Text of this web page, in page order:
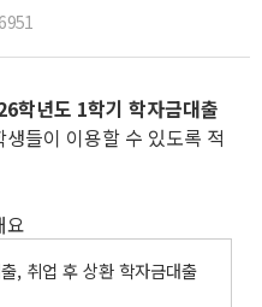
학년도 1학기 학자금대출
들이 이용할 수 있도록 적
요
, 취업 후 상환 학자금대출